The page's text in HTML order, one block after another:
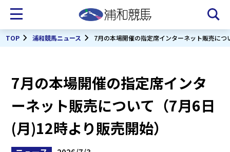
TOP 浦和競馬ニュース 7月の本場開催の指定席インターネット販売に
7月の本場開催の指定席インタ
ーネット販売について（7月6日
(月)12時より販売開始）